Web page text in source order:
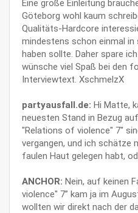
Eine große Einleitung
Göteborg wohl kaum
Qualitäts-Hardcore
mindestens schon einmal in
haben sollte. Daher spare
wünsche viel Spaß bei den
Interviewtext. XschmelzX
partyausfall.de: Hi Matte,
neuesten Stand in Bezug
"Relations of violence" 7"
vergangen, und ich schätze
faulen Haut gelegen habt,
ANCHOR: Nein, auf keinen
violence" 7” kam ja im
wollten wir direkt nach der